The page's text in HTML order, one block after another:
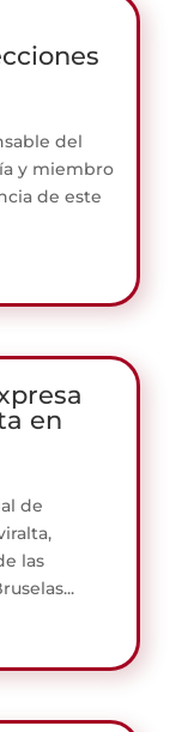
del
y miembro
de este
en
de
las